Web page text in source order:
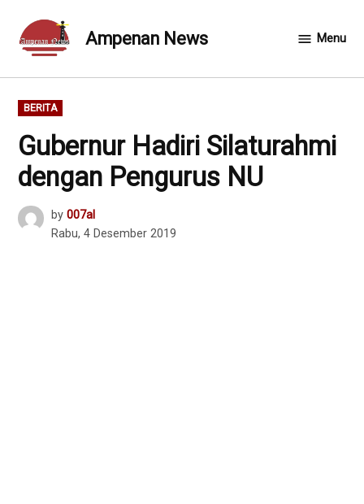
content
Ampenan News Menu
POSTED
IN
BERITA
Gubernur Hadiri Silaturahmi
dengan Pengurus NU
by 007al
Rabu, 4 Desember 2019